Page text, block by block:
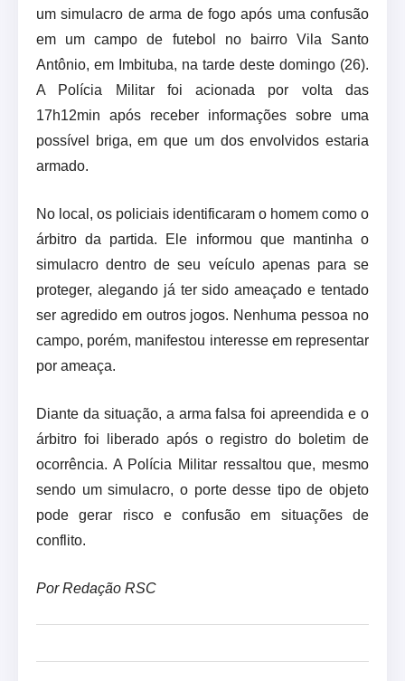
um simulacro de arma de fogo após uma confusão
em um campo de futebol no bairro Vila Santo
Antônio, em Imbituba, na tarde deste domingo (26).
A Polícia Militar foi acionada por volta das
17h12min após receber informações sobre uma
possível briga, em que um dos envolvidos estaria
armado.
No local, os policiais identificaram o homem como o
árbitro da partida. Ele informou que mantinha o
simulacro dentro de seu veículo apenas para se
proteger, alegando já ter sido ameaçado e tentado
ser agredido em outros jogos. Nenhuma pessoa no
campo, porém, manifestou interesse em representar
por ameaça.
Diante da situação, a arma falsa foi apreendida e o
árbitro foi liberado após o registro do boletim de
ocorrência. A Polícia Militar ressaltou que, mesmo
sendo um simulacro, o porte desse tipo de objeto
pode gerar risco e confusão em situações de
conflito.
Por Redação RSC